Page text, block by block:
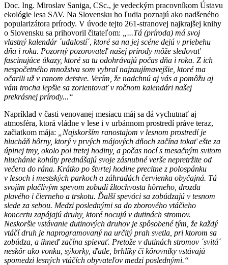
Doc. Ing. Miroslav Saniga, CSc., je vedeckým pracovníkom Ústavu
ekológie lesa SAV. Na Slovensku ho ľudia poznajú ako nadšeného
popularizátora prírody. V úvode tejto 261-stranovej najkrajšej knihy
o Slovensku sa prihovoril čitateľom:
„...Tá (príroda) má svoj
vlastný kalendár ´udalostí´, ktoré sa na jej scéne dejú v priebehu
dňa i roka. Pozorný pozorovateľ našej prírody môže sledovať
fascinujúce úkazy, ktoré sa tu odohrávajú počas dňa i roka. Z ich
nespočetného množstva som vybral najzaujímavejšie, ktoré ma
očarili už v ranom detstve. Verím, že nadchnú aj vás a pomôžu aj
vám trocha lepšie sa zorientovať v ročnom kalendári našej
prekrásnej prírody...“
Napríklad v časti venovanej mesiacu máj sa dá vychutnať aj
atmosféra, ktorá vládne v lese i v urbánnom prostredí práve teraz,
začiatkom mája:
„Najskorším ranostajom v lesnom prostredí je
hlucháň hôrny, ktorý v prvých májových dňoch začína tokať ešte za
úplnej tmy, okolo pol tretej hodiny, a počas nocí s mesačným svitom
hluchánie kohúty prednášajú svoje zásnubné verše nepretržite od
večera do rána. Krátko po štvrtej hodine precitne z polospánku
v lesoch i mestských parkoch a záhradách červienka obyčajná. Tá
svojím plačlivým spevom zobudí žltochvosta hôrneho, drozda
plavého i čierneho a trskotu. Ďalší speváci sa zobúdzajú v tesnom
slede za sebou. Medzi poslednými sa do zborového vtáčieho
koncertu zapájajú druhy, ktoré nocujú v dutinách stromov.
Neskoršie vstávanie dutinových druhov je spôsobené tým, že každý
vtáčí druh je naprogramovaný na určitý prah svetla, pri ktorom sa
zobúdza, a ihneď začína spievať. Pretože v dutinách stromov ´svitá´
neskôr ako vonku, sýkorky, ďatle, brhlíky či kôrovníky vstávajú
spomedzi lesných vtáčích obyvateľov medzi poslednými.“